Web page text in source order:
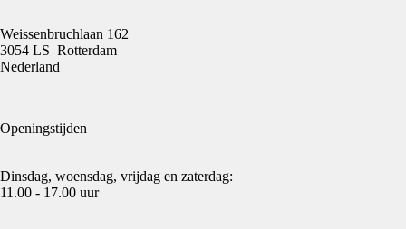
Weissenbruchlaan 162
3054 LS Rotterdam
Nederland
Openingstijden
Dinsdag, woensdag, vrijdag en zaterdag:
11.00 - 17.00 uur